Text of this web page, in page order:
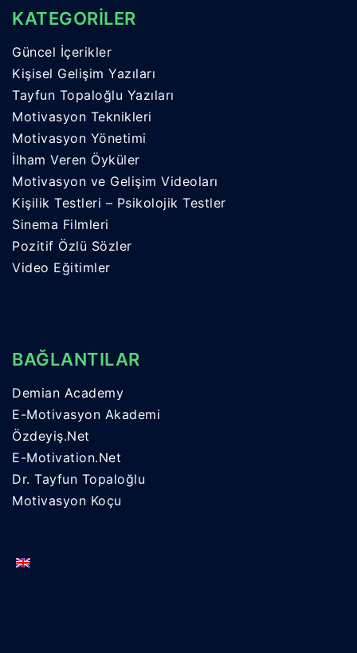
KATEGORİLER
Güncel İçerikler
Kişisel Gelişim Yazıları
Tayfun Topaloğlu Yazıları
Motivasyon Teknikleri
Motivasyon Yönetimi
İlham Veren Öyküler
Motivasyon ve Gelişim Videoları
Kişilik Testleri – Psikolojik Testler
Sinema Filmleri
Pozitif Özlü Sözler
Video Eğitimler
BAĞLANTILAR
Demian Academy
E-Motivasyon Akademi
Özdeyiş.Net
E-Motivation.Net
Dr. Tayfun Topaloğlu
Motivasyon Koçu